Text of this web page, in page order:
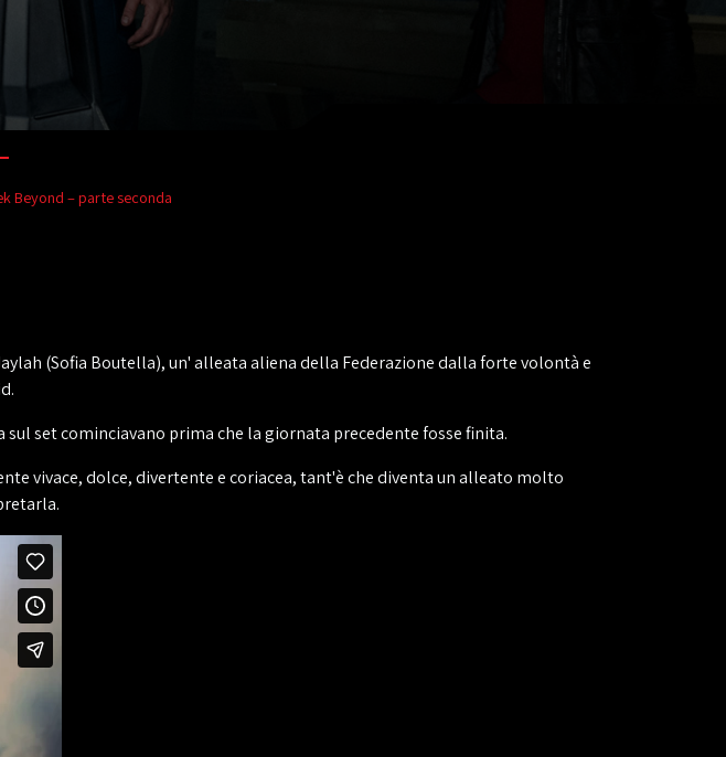
Beyond – parte seconda
(Sofia Boutella), un' alleata aliena della Federazione dalla forte volontà e
set cominciavano prima che la giornata precedente fosse finita.
vivace, dolce, divertente e coriacea, tant'è che diventa un alleato molto